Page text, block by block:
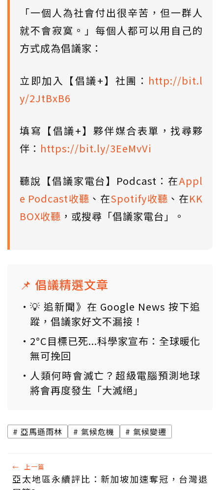
「一個人為社會付出很辛苦，但一群人
就不會寂寞。」每個人都可以用自己的
方式成為倡議家：
立即加入【倡議+】社團： http://bit.l
y/2JtBxB6
填寫【倡議+】夥伴媒合表單，找尋夥
伴： https://bit.ly/3EeMvVi
聽說【倡議家電台】Podcast：在Appl
e Podcast收聽 、在Spotify收聽 、在KK
BOX收聽 ，或搜尋「倡議家電台」。
📌 倡議精選文章
💡 追新聞》在 Google News 按下追
蹤，倡議家好文不漏接！
2°C目標已死...科學家宣布：全球暖化
無可挽回
人類何時會滅亡？超級電腦預測地球
將會再度發生「大滅絕」
亞馬遜雨林 氣候危機 氣候變遷
← 上一篇
亞太地區永續評比：新加坡加速奪冠，台灣退